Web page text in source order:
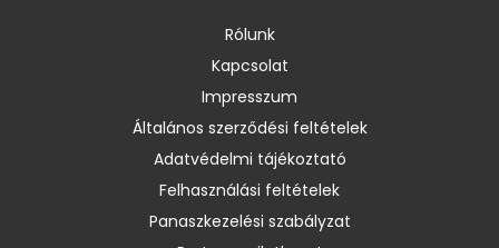
Rólunk
Kapcsolat
Impresszum
Általános szerződési feltételek
Adatvédelmi tájékoztató
Felhasználási feltételek
Panaszkezelési szabályzat